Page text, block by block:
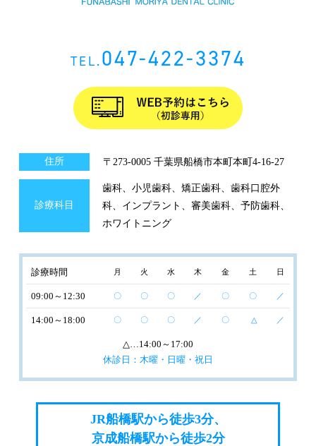
TEL.047-422-3374
住所 〒273-0005 千葉県船橋市本町本町4-16-27
診療科目
歯科、小児歯科、矯正歯科、歯科口腔外
科、インプラント、審美歯科、予防歯科、
ホワイトニング
診療時間 月 火 水 木 金 土 日
09:00～12:30 〇 〇 〇 ／ 〇 〇 ／
14:00～18:00 〇 〇 〇 ／ 〇 △ ／
△ …14:00～17:00
休診日：木曜・日曜・祝日
JR船橋駅から徒歩3分、
京成船橋駅から徒歩2分